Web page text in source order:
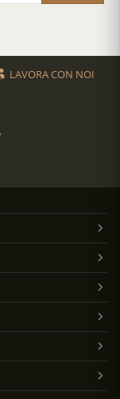
LAVORA CON NOI